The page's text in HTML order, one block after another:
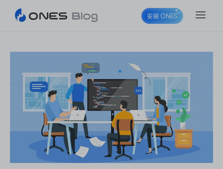
ONES Project
ONES Wiki
安装 ONES